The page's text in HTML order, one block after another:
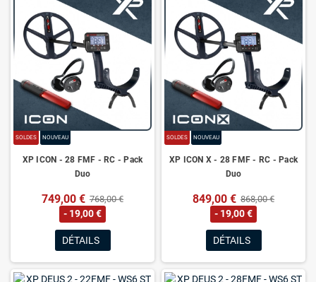
SOLDES NOUVEAU
XP ICON - 28 FMF - RC - Pack
Duo
749,00 € 768,00 €
- 19,00 €
DÉTAILS
SOLDES NOUVEAU
XP ICON X - 28 FMF - RC - Pack
Duo
849,00 € 868,00 €
- 19,00 €
DÉTAILS